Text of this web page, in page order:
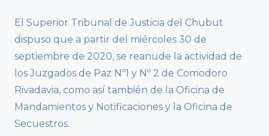
El Superior Tribunal de Justicia del Chubut
dispuso que a partir del miércoles 30 de
septiembre de 2020, se reanude la actividad de
los Juzgados de Paz Nº1 y Nº 2 de Comodoro
Rivadavia, como así también de la Oficina de
Mandamientos y Notificaciones y la Oficina de
Secuestros.